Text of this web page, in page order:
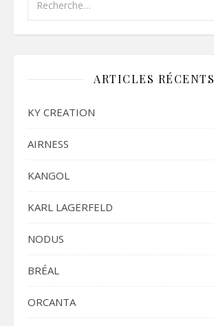
ARTICLES RÉCENTS
KY CREATION
AIRNESS
KANGOL
KARL LAGERFELD
NODUS
BRÉAL
ORCANTA